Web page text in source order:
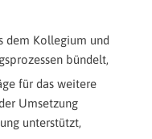
dem Kollegium und
bündelt,
für das weitere
Umsetzung
unterstützt,